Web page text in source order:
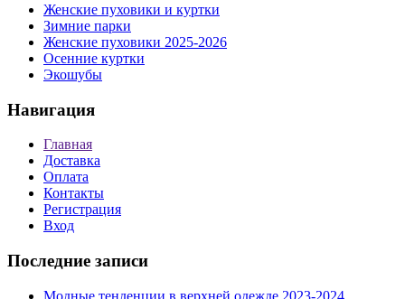
Женские пуховики и куртки
Зимние парки
Женские пуховики 2025-2026
Осенние куртки
Экошубы
Навигация
Главная
Доставка
Оплата
Контакты
Регистрация
Вход
Последние записи
Модные тенденции в верхней одежде 2023-2024